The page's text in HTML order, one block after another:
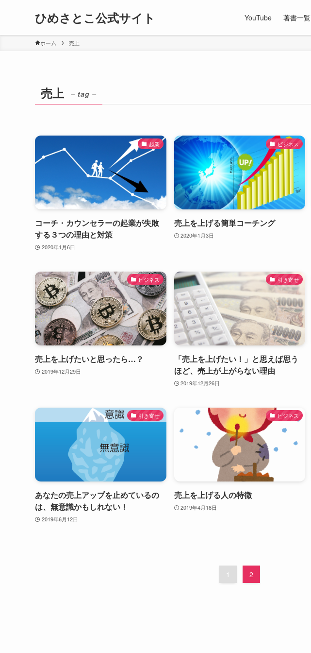
ひめさとこ公式サイト YouTube 著書一覧
ホーム 売上
売上 – tag –
起業
コーチ・カウンセラーの起業が失敗
する３つの理由と対策
2020年1月6日
ビジネス
売上を上げる簡単コーチング
2020年1月3日
ビジネス
売上を上げたいと思ったら…？
2019年12月29日
引き寄せ
「売上を上げたい！」と思えば思う
ほど、売上が上がらない理由
2019年12月26日
引き寄せ
あなたの売上アップを止めているの
は、無意識かもしれない！
2019年6月12日
ビジネス
売上を上げる人の特徴
2019年4月18日
1 2